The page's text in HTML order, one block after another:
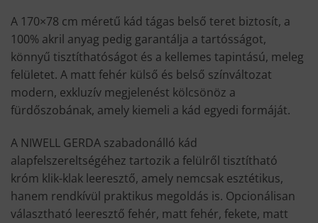
A 170×78 cm méretű kád tágas belső teret biztosít, a
100% akril anyag pedig garantálja a tartósságot,
könnyű tisztíthatóságot és a kellemes tapintású, meleg
felületet. A matt fehér külső és belső színváltozat
modern, exkluzív megjelenést kölcsönöz a
fürdőszobának, amely kiemeli a kád egyedi formáját.
A NIWELL GERDA szabadonálló kád
alapfelszereltségéhez tartozik a felülről tisztítható
króm klik-klak leeresztő, amely nemcsak esztétikus,
hanem rendkívül praktikus megoldás is. Opcionálisan
választható leeresztő fehér, matt fehér, fekete, matt